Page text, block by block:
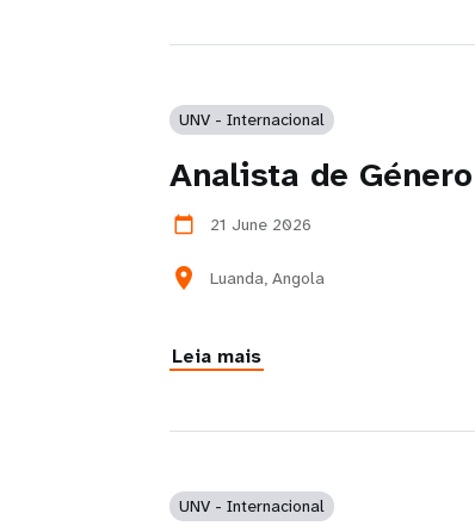
UNV - Internacional
Analista de
calendar_today 21 June 2026
location_on Luanda, Angola
Leia mais
UNV - Internacional